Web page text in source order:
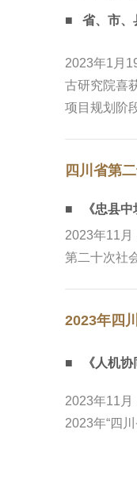
■ 省、市、
2023年1月
古研究院喜
项目规划阶
四川省第
■ 《忠县中
2023年11月
第二十次社
2023年四
■ 《人机
2023年11月
2023年“四